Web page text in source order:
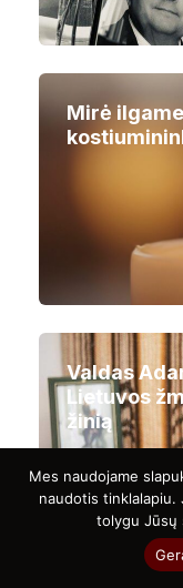
Mirė
Valdas
Lietuvos
žinią
Mes naudojame
naudotis tinklalapiu.
tolygu Jūsų